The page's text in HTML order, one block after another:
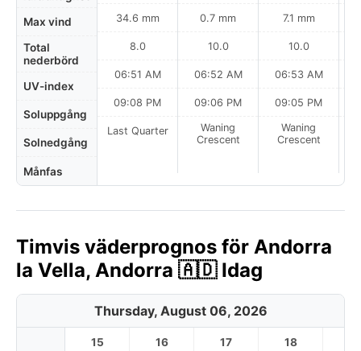
Max vind
Total
nederbörd
UV-index
Soluppgång
Solnedgång
Månfas
34.6 mm
8.0
06:51 AM
09:08 PM
Last Quarter
0.7 mm
10.0
06:52 AM
09:06 PM
Waning
Crescent
7.1 mm
10.0
06:53 AM
09:05 PM
Waning
Crescent
Timvis väderprognos för Andorra
la Vella, Andorra 🇦🇩 Idag
Thursday, August 06, 2026
15 16 17 18